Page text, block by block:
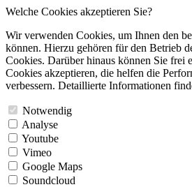
Welche Cookies akzeptieren Sie?
Wir verwenden Cookies, um Ihnen den
können. Hierzu gehören für den Betrieb
Cookies. Darüber hinaus können Sie frei
Cookies akzeptieren, die helfen die
verbessern. Detaillierte Informationen
Notwendig
Analyse
Youtube
Vimeo
Google Maps
Soundcloud